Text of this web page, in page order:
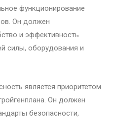
функционирование
Он должен
и эффективность
силы, оборудования и
является приоритетом
Он должен
безопасности,